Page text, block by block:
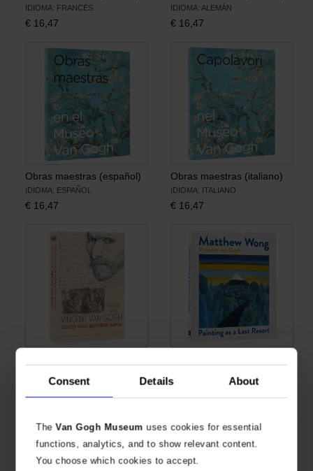
Consent Details About
TheVan Gogh Museum uses cookies for essential
functions, analytics, and to show relevant content.
You choose which cookies to accept.
IDIOMA: FRANCÉS
€ 16,47
IDIOMA: ALEMÁN
€ 16,47
Obras maestras (español)
IDIOMA: ESPAÑOL
€ 16,47
Obras maestras (italiano)
IDIOMA: ITALIANO
€ 16,47
IDIOMA: NEERLANDÉS
€25,23
Last Resort
IDIOMA: EN